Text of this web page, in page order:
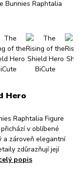
Hero
Raphtalia Figure
v oblíbené
a zároveň elegantní
zdůrazňují její
popis